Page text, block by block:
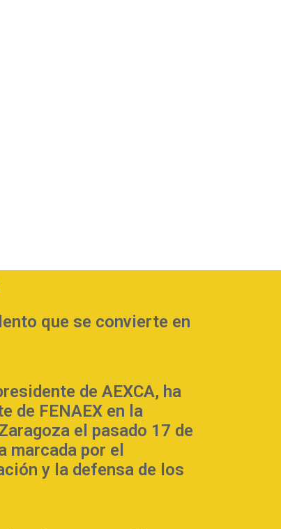
que se convierte en
de AEXCA, ha
de FENAEX en la
el pasado 17 de
marcada por el
y la defensa de los